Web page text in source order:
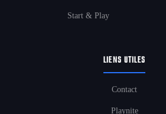
Start & Play
LIENS UTILES
Contact
Playnite